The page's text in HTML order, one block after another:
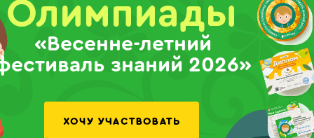
«Весенне-летний
знаний 2026»